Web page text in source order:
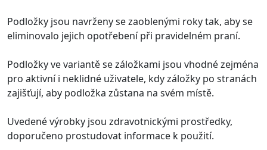
Podložky jsou navrženy se zaoblenými roky tak, aby se
eliminovalo jejich opotřebení při pravidelném praní.
Podložky ve variantě se záložkami jsou vhodné zejména
pro aktivní i neklidné uživatele, kdy záložky po stranách
zajišťují, aby podložka zůstana na svém místě.
Uvedené výrobky jsou zdravotnickými prostředky,
doporučeno prostudovat informace k použití.